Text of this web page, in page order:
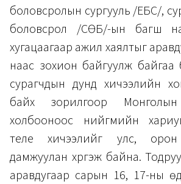
боловсролын сургууль /ЕБС/,
боловсрол /СӨБ/-ын багш
хугацаагаар ажил хаялтыг
наас зохион байгуулж байгаа
сурагчдын дунд хичээлийн
байх зорилгоор Монголын
холбооноос нийгмийн
теле хичээлийг улс,
дамжуулан хүргэж байна.
аравдугаар сарын 16, 17-ны